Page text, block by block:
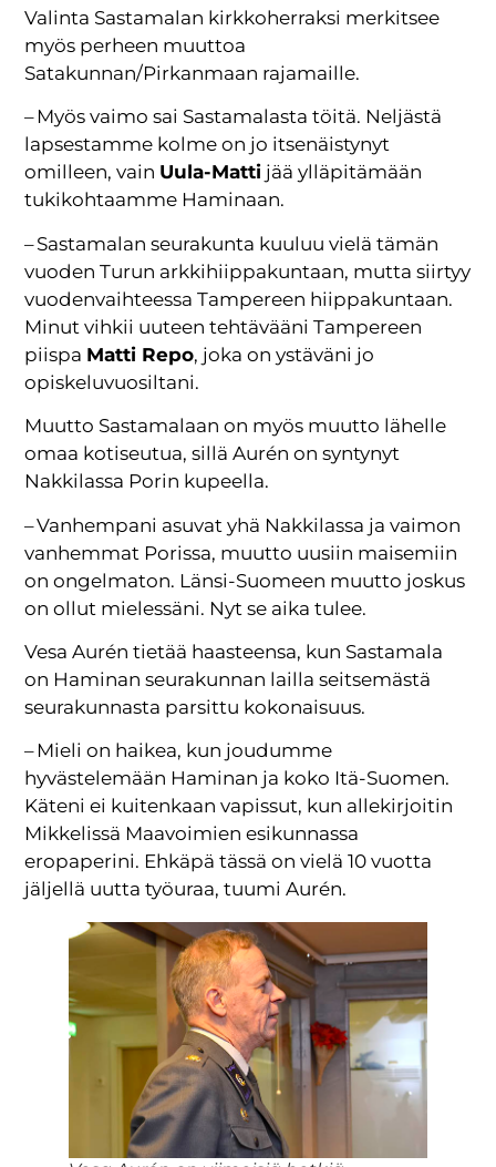
Valinta Sastamalan kirkkoherraksi merkitsee
myös perheen muuttoa
Satakunnan/Pirkanmaan rajamaille.
– Myös vaimo sai Sastamalasta töitä. Neljästä
lapsestamme kolme on jo itsenäistynyt
omilleen, vain Uula-Matti jää ylläpitämään
tukikohtaamme Haminaan.
– Sastamalan seurakunta kuuluu vielä tämän
vuoden Turun arkkihiippakuntaan, mutta siirtyy
vuodenvaihteessa Tampereen hiippakuntaan.
Minut vihkii uuteen tehtävääni Tampereen
piispa Matti Repo, joka on ystäväni jo
opiskeluvuosiltani.
Muutto Sastamalaan on myös muutto lähelle
omaa kotiseutua, sillä Aurén on syntynyt
Nakkilassa Porin kupeella.
– Vanhempani asuvat yhä Nakkilassa ja vaimon
vanhemmat Porissa, muutto uusiin maisemiin
on ongelmaton. Länsi-Suomeen muutto joskus
on ollut mielessäni. Nyt se aika tulee.
Vesa Aurén tietää haasteensa, kun Sastamala
on Haminan seurakunnan lailla seitsemästä
seurakunnasta parsittu kokonaisuus.
– Mieli on haikea, kun joudumme
hyvästelemään Haminan ja koko Itä-Suomen.
Käteni ei kuitenkaan vapissut, kun allekirjoitin
Mikkelissä Maavoimien esikunnassa
eropaperini. Ehkäpä tässä on vielä 10 vuotta
jäljellä uutta työuraa, tuumi Aurén.